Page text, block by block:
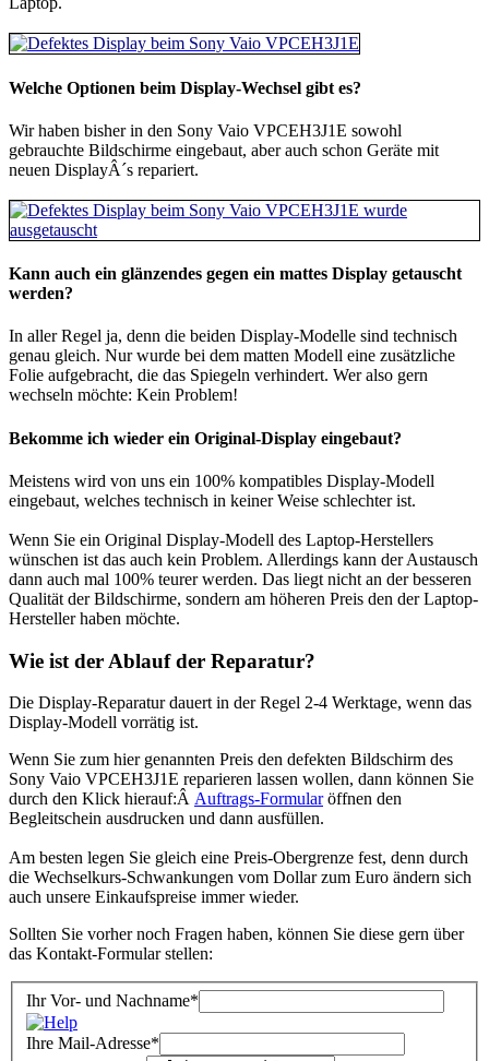
Welche Optionen beim Display-Wechsel gibt es?
Wir haben bisher in den Sony Vaio VPCEH3J1E sowohl
gebrauchte Bildschirme eingebaut, aber auch schon Geräte mit
neuen DisplayÂ´s repariert.
Kann auch ein glänzendes gegen ein mattes Display getauscht
werden?
In aller Regel ja, denn die beiden Display-Modelle sind technisch
genau gleich. Nur wurde bei dem matten Modell eine zusätzliche
Folie aufgebracht, die das Spiegeln verhindert. Wer also gern
wechseln möchte: Kein Problem!
Bekomme ich wieder ein Original-Display eingebaut?
Meistens wird von uns ein 100% kompatibles Display-Modell
eingebaut, welches technisch in keiner Weise schlechter ist.
Wenn Sie ein Original Display-Modell des Laptop-Herstellers
wünschen ist das auch kein Problem. Allerdings kann der Austausch
dann auch mal 100% teurer werden. Das liegt nicht an der besseren
Qualität der Bildschirme, sondern am höheren Preis den der Laptop-
Hersteller haben möchte.
Wie ist der Ablauf der Reparatur?
Die Display-Reparatur dauert in der Regel 2-4 Werktage, wenn das
Display-Modell vorrätig ist.
Wenn Sie zum hier genannten Preis den defekten Bildschirm des
Sony Vaio VPCEH3J1E reparieren lassen wollen, dann können Sie
durch den Klick hierauf:Â Auftrags-Formularöffnen den
Begleitschein ausdrucken und dann ausfüllen.
Am besten legen Sie gleich eine Preis-Obergrenze fest, denn durch
die Wechselkurs-Schwankungen vom Dollar zum Euro ändern sich
auch unsere Einkaufspreise immer wieder.
Sollten Sie vorher noch Fragen haben, können Sie diese gern über
das Kontakt-Formular stellen:
Ihr Vor- und Nachname*
Ihre Mail-Adresse*